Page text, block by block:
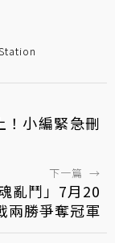
！小編緊急刪
下一篇 →
亂鬥」7月20
兩勝爭奪冠軍